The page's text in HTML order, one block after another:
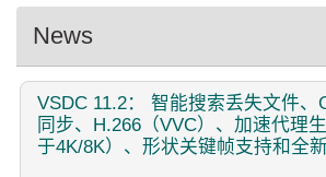
News
VSDC 11.2： 智能搜索丢失文件、
同步、H.266（VVC）、加速代理
于4K/8K）、形状关键帧支持和全